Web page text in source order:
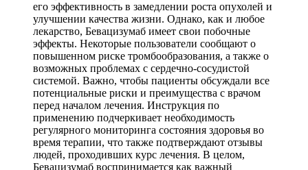
его эффективность в замедлении роста опухолей и
улучшении качества жизни. Однако, как и любое
лекарство, Бевацизумаб имеет свои побочные
эффекты. Некоторые пользователи сообщают о
повышенном риске тромбообразования, а также о
возможных проблемах с сердечно-сосудистой
системой. Важно, чтобы пациенты обсуждали все
потенциальные риски и преимущества с врачом
перед началом лечения. Инструкция по
применению подчеркивает необходимость
регулярного мониторинга состояния здоровья во
время терапии, что также подтверждают отзывы
людей, проходивших курс лечения. В целом,
Бевацизумаб воспринимается как важный